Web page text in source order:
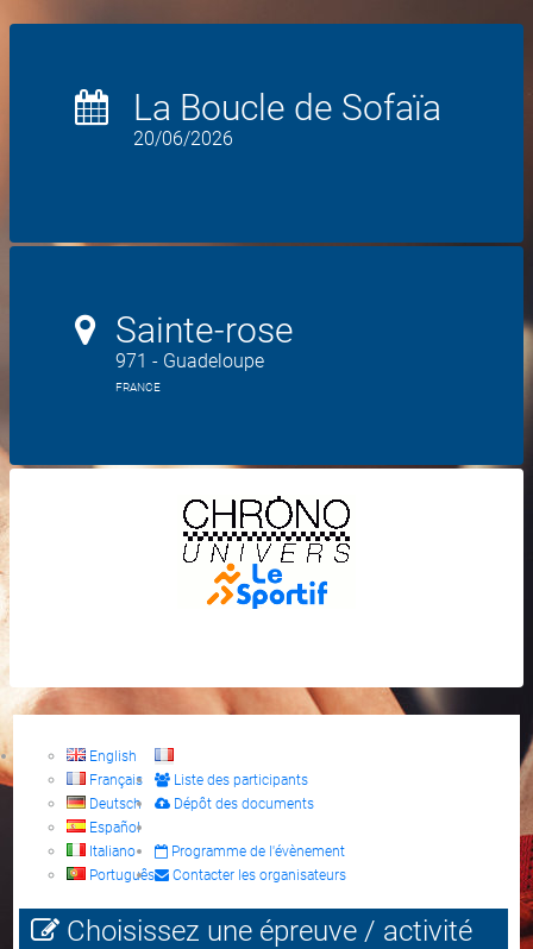
La Boucle de Sofaïa
20/06/2026
Sainte-rose
971 - Guadeloupe
FRANCE
English
Français
Deutsch
Español
Italiano
Português
Liste des participants
Dépôt des documents
Programme de l'évènement
Contacter les organisateurs
Choisissez une épreuve / activité